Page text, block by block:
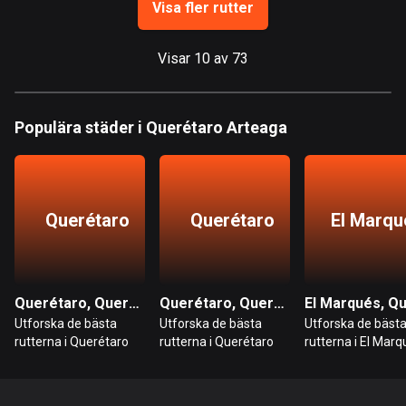
Hongkong
Indien
Indonesien
Irak
88 rutter
Irland
Visa fler rutter
Visar 10 av 73
Populära städer i Querétaro Arteaga
Querétaro
Querétaro, Querétaro Arteaga
Utforska de bästa
rutterna i Querétaro
Querétaro
Querétaro, Querétaro Arteaga
Utforska de bästa
rutterna i Querétaro
El
Utforska de bästa
rutterna i El